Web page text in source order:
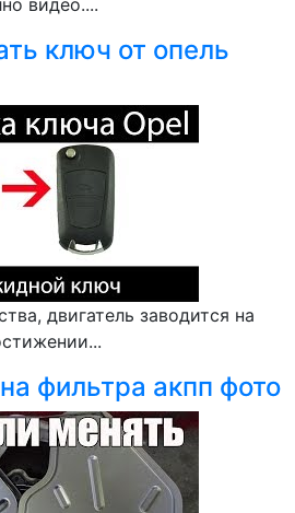
видео....
ключ от опель
двигатель заводится на
фильтра акпп фото